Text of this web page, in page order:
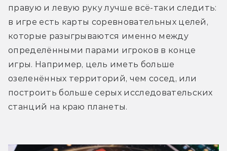
правую и левую руку лучше всё-таки следить:
в игре есть карты соревновательных целей,
которые разыгрываются именно между
определёнными парами игроков в конце
игры. Например, цель иметь больше
озеленённых территорий, чем сосед, или
построить больше серых исследовательских
станций на краю планеты.